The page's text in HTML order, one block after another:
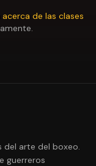
de las clases
del arte del boxeo.
guerreros